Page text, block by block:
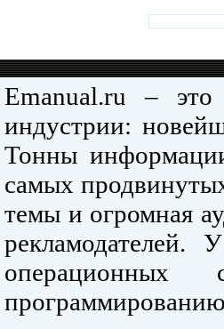
Emanual.ru –
индустрии:
Тонны
самых
темы и огромная
операционных